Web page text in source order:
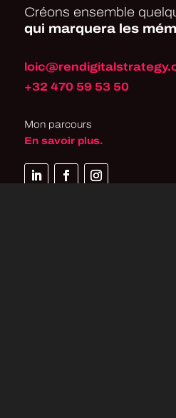
Créons ensemble
qui marquera les
+32 470 59 53 50
Mon parcours
En savoir plus.